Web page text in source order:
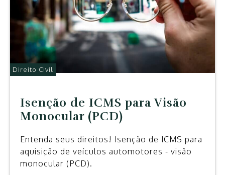
Direito Civil
Isenção de ICMS para Visão
Monocular (PCD)
Entenda seus direitos! Isenção de ICMS para
aquisição de veículos automotores - visão
monocular (PCD).